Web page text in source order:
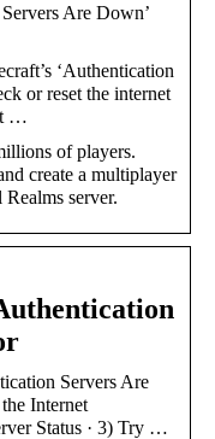
Are Down’
‘Authentication
or reset the internet
…
of players.
create a multiplayer
server.
Servers Are
Internet
Status · 3) Try …